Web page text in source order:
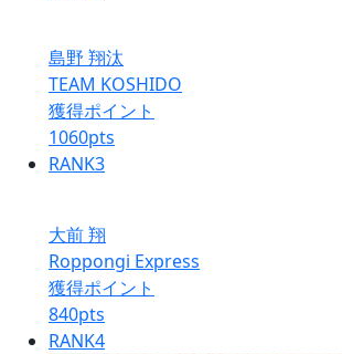
島野 翔汰
TEAM KOSHIDO
獲得ポイント
1060pts
RANK3
大前 翔
Roppongi Express
獲得ポイント
840pts
RANK4